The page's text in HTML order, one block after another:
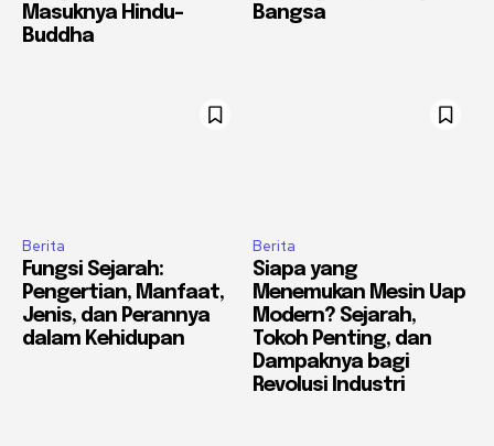
Masuknya Hindu-
Buddha
Bangsa
Berita
Fungsi Sejarah:
Pengertian, Manfaat,
Jenis, dan Perannya
dalam Kehidupan
Berita
Siapa yang
Menemukan Mesin Uap
Modern? Sejarah,
Tokoh Penting, dan
Dampaknya bagi
Revolusi Industri